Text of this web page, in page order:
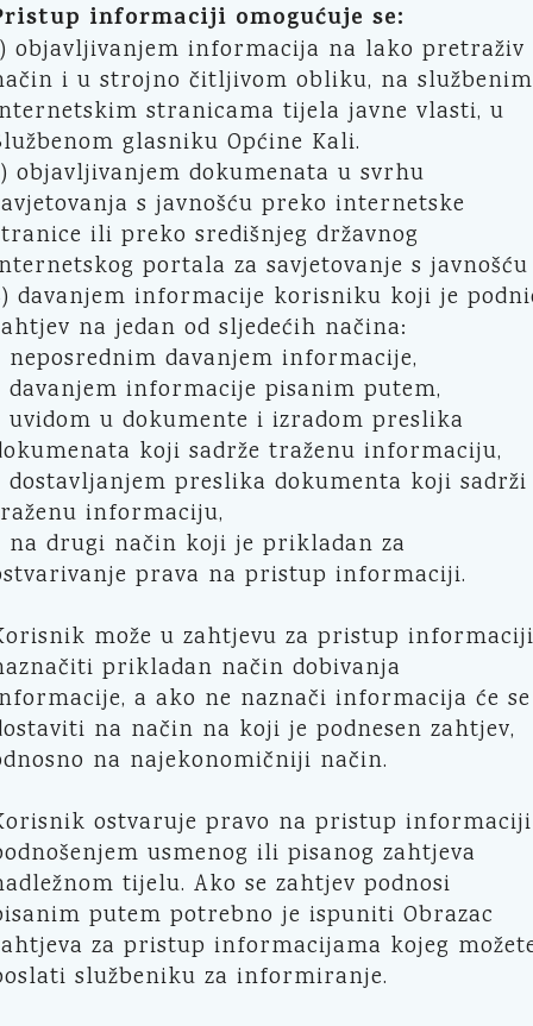
informaciji omogućuje se:
objavljivanjem informacija na lako pretraživ
i u strojno čitljivom obliku, na službenim
stranicama tijela javne vlasti, u
glasniku Općine Kali.
objavljivanjem dokumenata u svrhu
s javnošću preko internetske
ili preko središnjeg državnog
portala za savjetovanje s javnošću
davanjem informacije korisniku koji je
na jedan od sljedećih načina:
neposrednim davanjem informacije,
davanjem informacije pisanim putem,
uvidom u dokumente i izradom preslika
koji sadrže traženu informaciju,
dostavljanjem preslika dokumenta koji sadrži
informaciju,
na drugi način koji je prikladan za
prava na pristup informaciji.
može u zahtjevu za pristup informaciji
prikladan način dobivanja
a ako ne naznači informacija će se
na način na koji je podnesen zahtjev,
na najekonomičniji način.
ostvaruje pravo na pristup informaciji
usmenog ili pisanog zahtjeva
tijelu. Ako se zahtjev podnosi
putem potrebno je ispuniti Obrazac
za pristup informacijama kojeg
službeniku za informiranje.